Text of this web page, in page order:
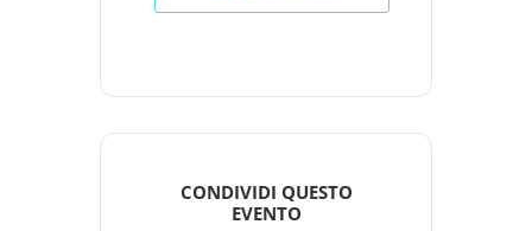
CONDIVIDI QUESTO
EVENTO